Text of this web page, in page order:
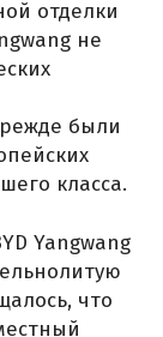
отделки
не
были
класса.
Yangwang
что